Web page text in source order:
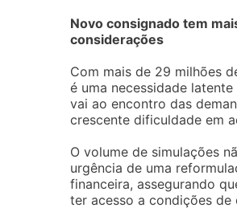
Novo consignado tem
considerações
Com mais de 29 milhões
é uma necessidade
vai ao encontro das
crescente dificuldade em
O volume de simulações
urgência de uma
financeira, assegurando
ter acesso a condições